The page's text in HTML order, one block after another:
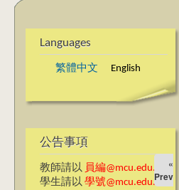
Languages
繁體中文 English
公告事項
教師請以 員編@mcu.edu.tw
學生請以 學號@mcu.edu.tw
«
Prev